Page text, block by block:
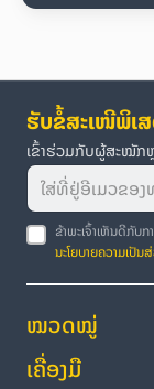
ຮັບຂໍ້ສະເໜີພິເ
ເຂົ້າຮ່ວມກັບຜູ້ສະໝັກ
ຂ້າພະເຈົ້າເຫັນດີກັບ
ນະໂຍບາຍຄວາມເປັ
ໝວດໝູ່
ເຄື່ອງມື